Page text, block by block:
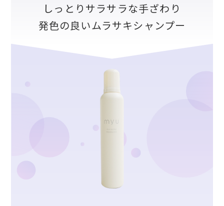
しっとりサラサラな手ざわり
発色の良いムラサキシャンプー